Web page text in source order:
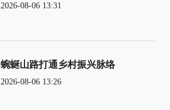
2026-08-06 13:31
蜿蜒山路打通乡村振兴脉络
2026-08-06 13:26